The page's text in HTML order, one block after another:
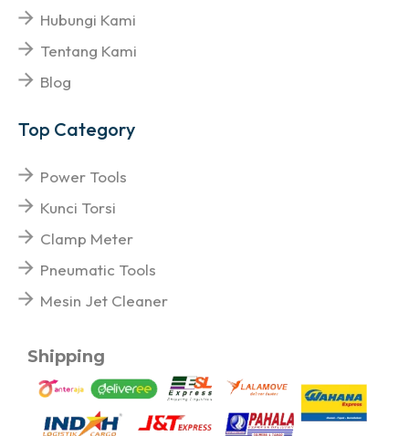
Hubungi Kami
Tentang Kami
Blog
Top Category
Power Tools
Kunci Torsi
Clamp Meter
Pneumatic Tools
Mesin Jet Cleaner
Shipping